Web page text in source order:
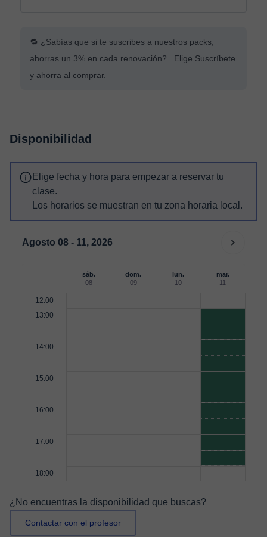
🔁 ¿Sabías que si te suscribes a nuestros packs,
ahorras un 3% en cada renovación? Elige Suscríbete
y ahorra al comprar.
Disponibilidad
Elige fecha y hora para empezar a reservar tu
clase.
Los horarios se muestran en tu zona horaria local.
Agosto 08 - 11, 2026
sáb.
08
dom.
09
lun.
10
mar.
11
12:00
13:00
14:00
15:00
16:00
17:00
18:00
¿No encuentras la disponibilidad que buscas?
Contactar con el profesor